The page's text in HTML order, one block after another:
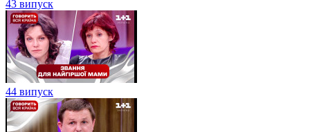
43 випуск
44 випуск